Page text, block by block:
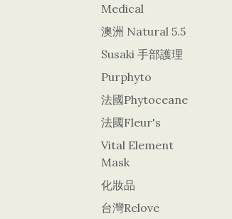
Medical
澳洲 Natural 5.5
Susaki 手部護理
Purphyto
法國Phytoceane
法國Fleur's
Vital Element
Mask
化妝品
台灣Relove